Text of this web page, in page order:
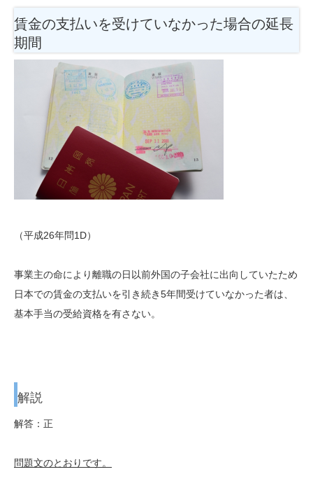
賃金の支払いを受けていなかった場合の延長
期間
（平成26年問1D）
事業主の命により離職の日以前外国の子会社に出向していたため
日本での賃金の支払いを引き続き5年間受けていなかった者は、
基本手当の受給資格を有さない。
解説
解答：正
問題文のとおりです。